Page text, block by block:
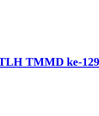
TMMD ke-